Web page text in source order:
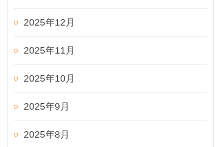
2025年12月
2025年11月
2025年10月
2025年9月
2025年8月